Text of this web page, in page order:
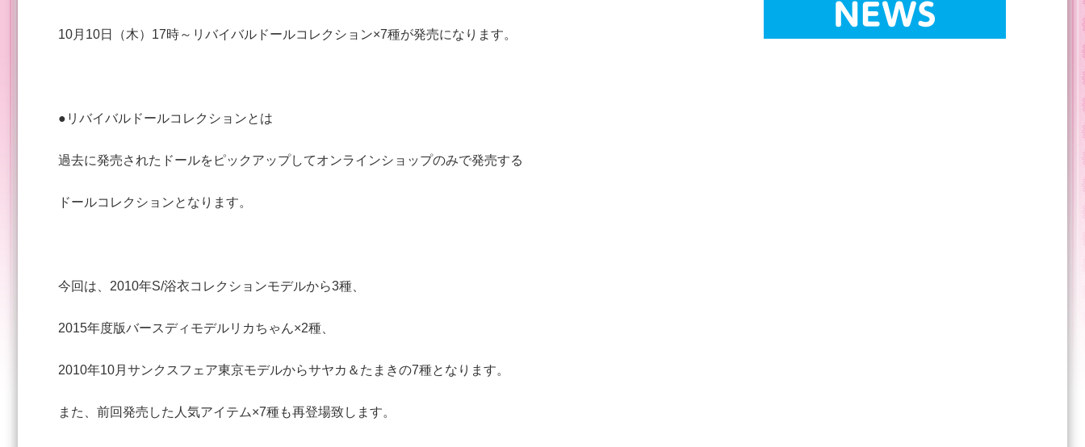
10月10日（木）17時～リバイバルドールコレクション×7種が発売になります。
●リバイバルドールコレクションとは
過去に発売されたドールをピックアップしてオンラインショップのみで発売する
ドールコレクションとなります。
今回は、2010年S/浴衣コレクションモデルから3種、
2015年度版バースディモデルリカちゃん×2種、
2010年10月サンクスフェア東京モデルからサヤカ＆たまきの7種となります。
また、前回発売した人気アイテム×7種も再登場致します。